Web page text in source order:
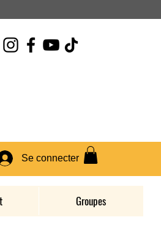
Se connecter
Groupes